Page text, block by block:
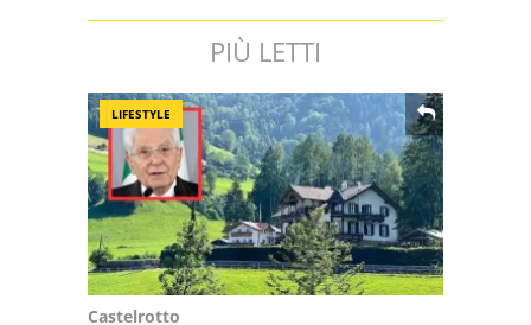
PIÙ LETTI
LIFESTYLE
Castelrotto